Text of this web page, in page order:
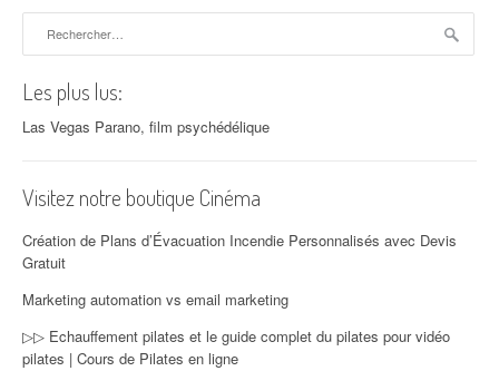
Les plus lus:
Las Vegas Parano, film psychédélique
Visitez notre boutique Cinéma
Création de Plans d’Évacuation Incendie Personnalisés avec Devis
Gratuit
Marketing automation vs email marketing
▷▷ Echauffement pilates et le guide complet du pilates pour vidéo
pilates | Cours de Pilates en ligne